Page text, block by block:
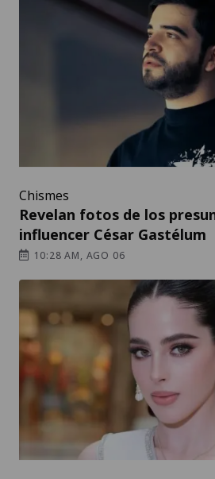
Chismes
Revelan fotos de los
influencer César Gastélum
10:28 AM, AGO 06